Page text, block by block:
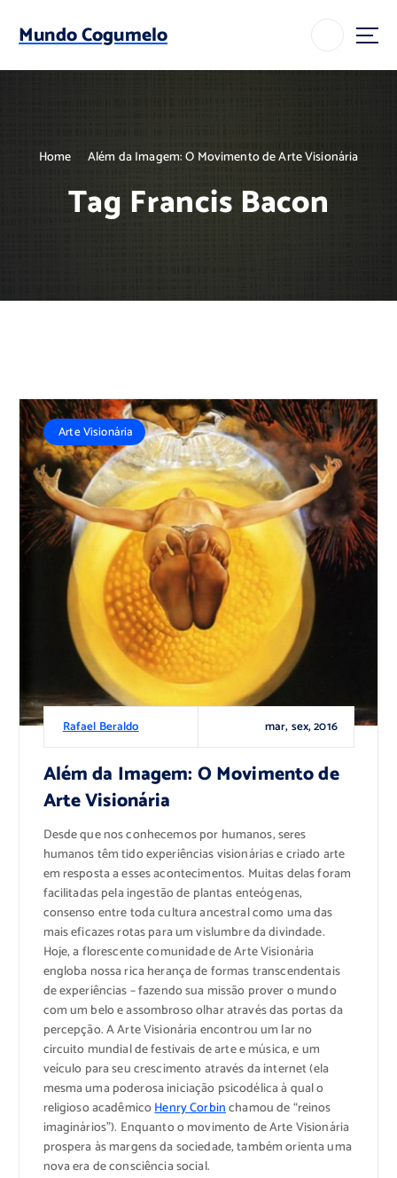
p
Mundo Cogumelo
Home Além da Imagem: O Movimento de Arte Visionária
Tag Francis Bacon
Rafael Beraldo mar, sex, 2016
Arte Visionária
Além da Imagem: O Movimento de
Arte Visionária
Desde que nos conhecemos por humanos, seres
humanos têm tido experiências visionárias e criado arte
em resposta a esses acontecimentos. Muitas delas foram
facilitadas pela ingestão de plantas enteógenas,
consenso entre toda cultura ancestral como uma das
mais eficazes rotas para um vislumbre da divindade.
Hoje, a florescente comunidade de Arte Visionária
engloba nossa rica herança de formas transcendentais
de experiências – fazendo sua missão prover o mundo
com um belo e assombroso olhar através das portas da
percepção. A Arte Visionária encontrou um lar no
circuito mundial de festivais de arte e música, e um
veículo para seu crescimento através da internet (ela
mesma uma poderosa iniciação psicodélica à qual o
religioso acadêmicoHenry Corbinchamou de “reinos
imaginários”). Enquanto o movimento de Arte Visionária
prospera às margens da sociedade, também orienta uma
nova era de consciência social.